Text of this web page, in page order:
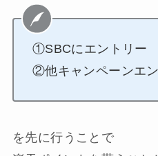
①SBCにエントリー
②他キャンペーンエ
を先に行うことで